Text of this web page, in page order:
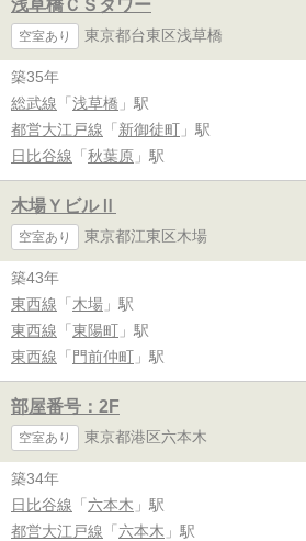
浅草橋ＣＳタワー
空室あり 東京都台東区浅草橋
築35年
総武線 「 浅草橋 」駅
都営大江戸線 「 新御徒町 」駅
日比谷線 「 秋葉原 」駅
木場ＹビルⅡ
空室あり 東京都江東区木場
築43年
東西線 「 木場 」駅
東西線 「 東陽町 」駅
東西線 「 門前仲町 」駅
部屋番号：2F
空室あり 東京都港区六本木
築34年
日比谷線 「 六本木 」駅
都営大江戸線 「 六本木 」駅